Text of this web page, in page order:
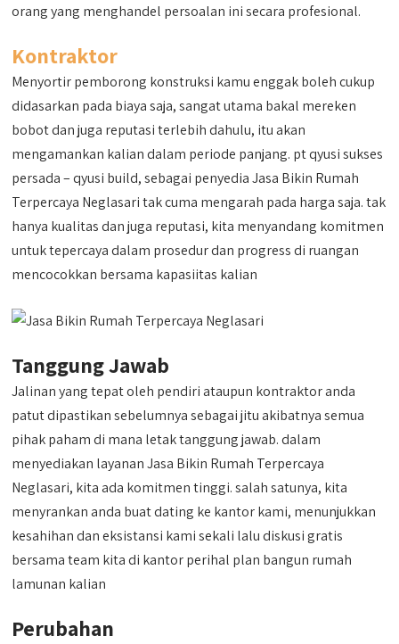
orang yang menghandel persoalan ini secara profesional.
Kontraktor
Menyortir pemborong konstruksi kamu enggak boleh cukup
didasarkan pada biaya saja, sangat utama bakal mereken
bobot dan juga reputasi terlebih dahulu, itu akan
mengamankan kalian dalam periode panjang. pt qyusi sukses
persada – qyusi build, sebagai penyedia Jasa Bikin Rumah
Terpercaya Neglasari tak cuma mengarah pada harga saja. tak
hanya kualitas dan juga reputasi, kita menyandang komitmen
untuk tepercaya dalam prosedur dan progress di ruangan
mencocokkan bersama kapasiitas kalian
Tanggung Jawab
Jalinan yang tepat oleh pendiri ataupun kontraktor anda
patut dipastikan sebelumnya sebagai jitu akibatnya semua
pihak paham di mana letak tanggung jawab. dalam
menyediakan layanan Jasa Bikin Rumah Terpercaya
Neglasari, kita ada komitmen tinggi. salah satunya, kita
menyrankan anda buat dating ke kantor kami, menunjukkan
kesahihan dan eksistansi kami sekali lalu diskusi gratis
bersama team kita di kantor perihal plan bangun rumah
lamunan kalian
Perubahan